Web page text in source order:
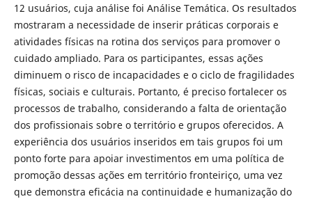
12 usuários, cuja análise foi Análise Temática. Os resultados
mostraram a necessidade de inserir práticas corporais e
atividades físicas na rotina dos serviços para promover o
cuidado ampliado. Para os participantes, essas ações
diminuem o risco de incapacidades e o ciclo de fragilidades
físicas, sociais e culturais. Portanto, é preciso fortalecer os
processos de trabalho, considerando a falta de orientação
dos profissionais sobre o território e grupos oferecidos. A
experiência dos usuários inseridos em tais grupos foi um
ponto forte para apoiar investimentos em uma política de
promoção dessas ações em território fronteiriço, uma vez
que demonstra eficácia na continuidade e humanização do